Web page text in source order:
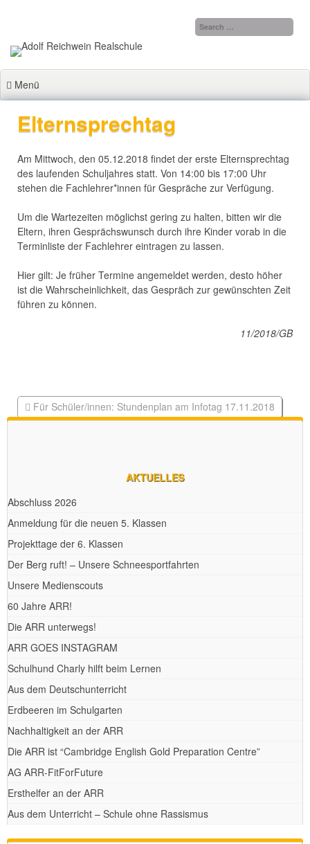
Menü
Elternsprechtag
Am Mittwoch, den 05.12.2018 findet der erste Elternsprechtag
des laufenden Schuljahres statt. Von 14:00 bis 17:00 Uhr
stehen die Fachlehrer*innen für Gespräche zur Verfügung.
Um die Wartezeiten möglichst gering zu halten, bitten wir die
Eltern, ihren Gesprächswunsch durch ihre Kinder vorab in die
Terminliste der Fachlehrer eintragen zu lassen.
Hier gilt: Je früher Termine angemeldet werden, desto höher
ist die Wahrscheinlichkeit, das Gespräch zur gewünschten Zeit
führen zu können.
11/2018/GB
Für Schüler/innen: Stundenplan am Infotag 17.11.2018
AKTUELLES
Abschluss 2026
Anmeldung für die neuen 5. Klassen
Projekttage der 6. Klassen
Der Berg ruft! – Unsere Schneesportfahrten
Unsere Medienscouts
60 Jahre ARR!
Die ARR unterwegs!
ARR GOES INSTAGRAM
Schulhund Charly hilft beim Lernen
Aus dem Deutschunterricht
Erdbeeren im Schulgarten
Nachhaltigkeit an der ARR
Die ARR ist “Cambridge English Gold Preparation Centre”
AG ARR-FitForFuture
Ersthelfer an der ARR
Aus dem Unterricht – Schule ohne Rassismus